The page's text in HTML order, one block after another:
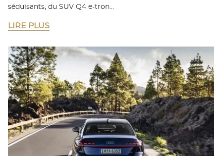
séduisants, du SUV Q4 e-tron…
LIRE PLUS